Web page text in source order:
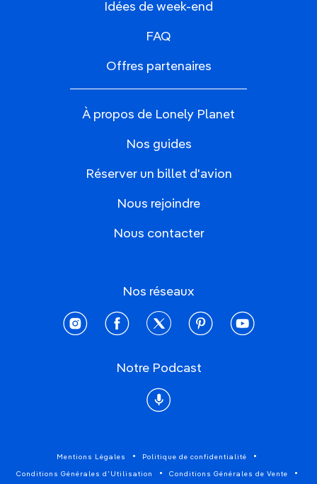
Idées de week-end
FAQ
Offres partenaires
À propos de Lonely Planet
Nos guides
Réserver un billet d'avion
Nous rejoindre
Nous contacter
Nos réseaux
instagramfacebooktwitter pinterestyoutube
Notre Podcast
Podcast
Mentions Légales Politique de confidentialité
Conditions Générales d'Utilisation Conditions Générales de Vente